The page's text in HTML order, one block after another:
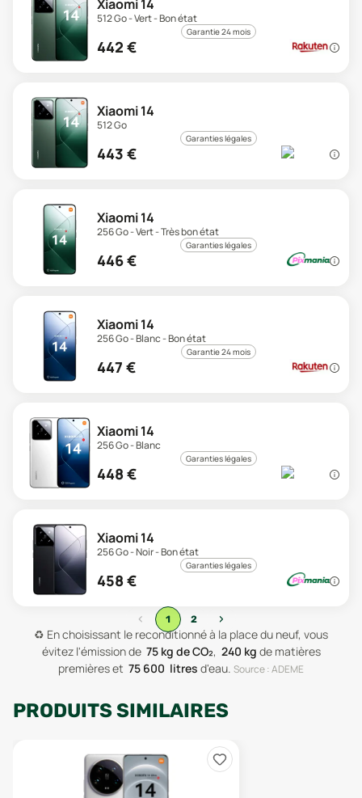
Xiaomi 14
512 Go - Vert - Bon état
Garantie 24 mois
442 €
Xiaomi 14
512 Go
Garanties légales
443 €
Xiaomi 14
256 Go - Vert - Très bon état
Garanties légales
446€
Xiaomi 14
256 Go - Blanc - Bon état
Garantie 24 mois
447 €
Xiaomi 14
256 Go - Blanc
Garanties légales
448 €
Xiaomi 14
256 Go - Noir - Bon état
Garanties légales
458 €
‹ 1 2
›
♻️ En choisissant le reconditionné à la place du neuf, vous
évitez l'émission de 75 kg de CO₂, 240 kg de matières
premièreset 75 600 litres d'eau. Source : ADEME
PRODUITS SIMILAIRES